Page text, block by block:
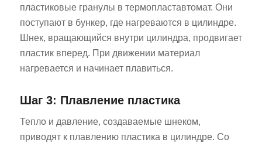
пластиковые гранулы в термопластавтомат. Они
поступают в бункер, где нагреваются в цилиндре.
Шнек, вращающийся внутри цилиндра, продвигает
пластик вперед. При движении материал
нагревается и начинает плавиться.
Шаг 3: Плавление пластика
Тепло и давление, создаваемые шнеком,
приводят к плавлению пластика в цилиндре. Со